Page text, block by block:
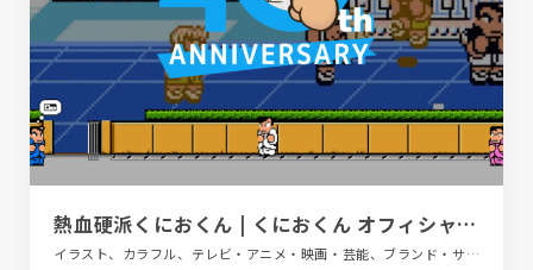
熱血硬派くにおくん | くにおくん オフィシャルポータルサイト
イラスト、カラフル、テレビ・アニメ・映画・芸能、ブランド・サービスサイト、ポップ、モーション多め